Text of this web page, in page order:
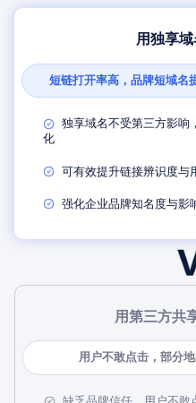
用独享
短链打开率高，品牌短域名
独享域名不受第三方影响
化
可有效提升链接辨识度与
强化企业品牌知名度与影
用第三方共
用户不敢点击，部分